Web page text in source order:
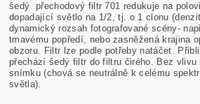
šedý přechodový filtr 701 redukuje na
dopadající světlo na 1/2, tj. o 1 clonu
dynamický rozsah fotografované scény-
tmavému popředí, nebo zasněžená krajina
obzoru. Filtr lze podle potřeby natáčet.
přechází šedý filtr do filtru čirého. Bez vlivu
snímku (chová se neutrálně k celému
světla).